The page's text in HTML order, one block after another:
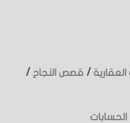
العقارية / قصص النجاح /